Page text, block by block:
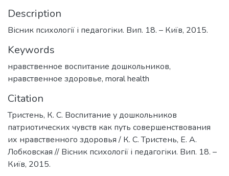
Description
Вісник психології і педагогіки. Вип. 18. – Київ, 2015.
Keywords
нравственное воспитание дошкольников,
нравственное здоровье, moral health
Citation
Тристень, К. С. Воспитание у дошкольников
патриотических чувств как путь совершенствования
их нравственного здоровья / К. С. Тристень, Е. А.
Лобковская // Вісник психології і педагогіки. Вип. 18. –
Київ, 2015.